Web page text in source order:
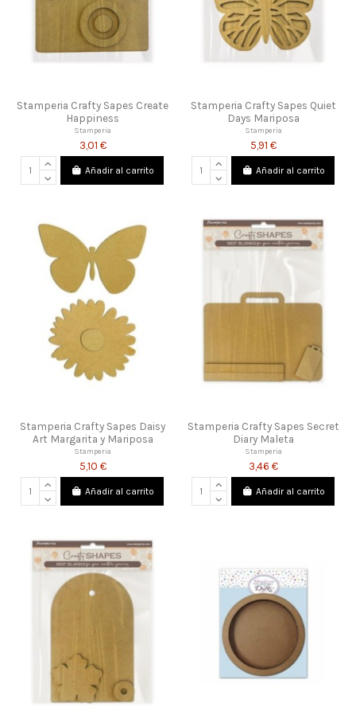
Stamperia Crafty Sapes Create
Happiness
Stamperia
3,01 €
Añadir al carrito
Stamperia Crafty Sapes Quiet
Days Mariposa
Stamperia
5,91 €
Añadir al carrito
Stamperia Crafty Sapes Daisy
Art Margarita y Mariposa
Stamperia
5,10 €
Añadir al carrito
Stamperia Crafty Sapes Secret
Diary Maleta
Stamperia
3,46 €
Añadir al carrito